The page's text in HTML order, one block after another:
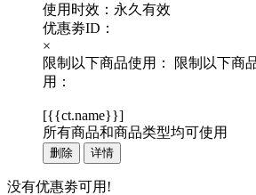
使用时效：永久有效
优惠劵ID：
×
限制以下商品使用：
限制以下商
用：
[{{ct.name}}]
所有商品和商品类型均可使用
删除 详情
没有优惠劵可用!